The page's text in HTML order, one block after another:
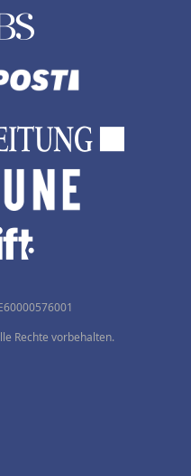
Rechte vorbehalten.